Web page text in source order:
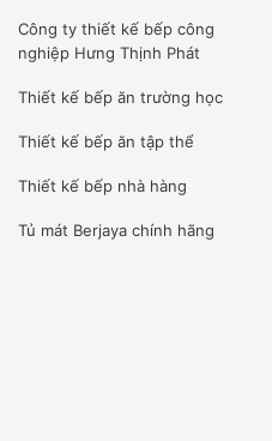
1. SẢN PHẨM NHẬP
chúng tôi nhập khẩu đều có
Công ty thiết kế bếp công
nghiệp Hưng Thịnh Phát
Thiết kế bếp ăn trường học
Thiết kế bếp ăn tập thể
Thiết kế bếp nhà hàng
Tủ mát Berjaya chính hãng